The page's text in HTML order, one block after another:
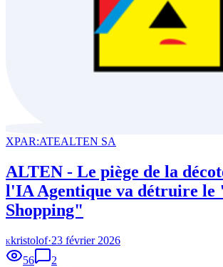
XPAR:ATEALTEN SA
ALTEN - Le piège de la
l'IA Agentique va détruire le
Shopping"
Kkristolof·23 février 2026
56
2